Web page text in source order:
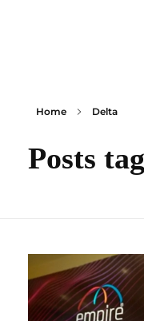
Home Delta
Posts